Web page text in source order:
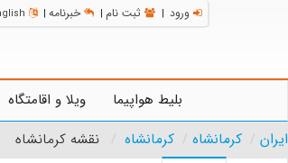
ورود | ثبت نام | خبرنامه |
بلیط هواپیما ویلا و اقامتگاه
ایران
کرمانشاه کرمانشاه نقشه کرمانشاه